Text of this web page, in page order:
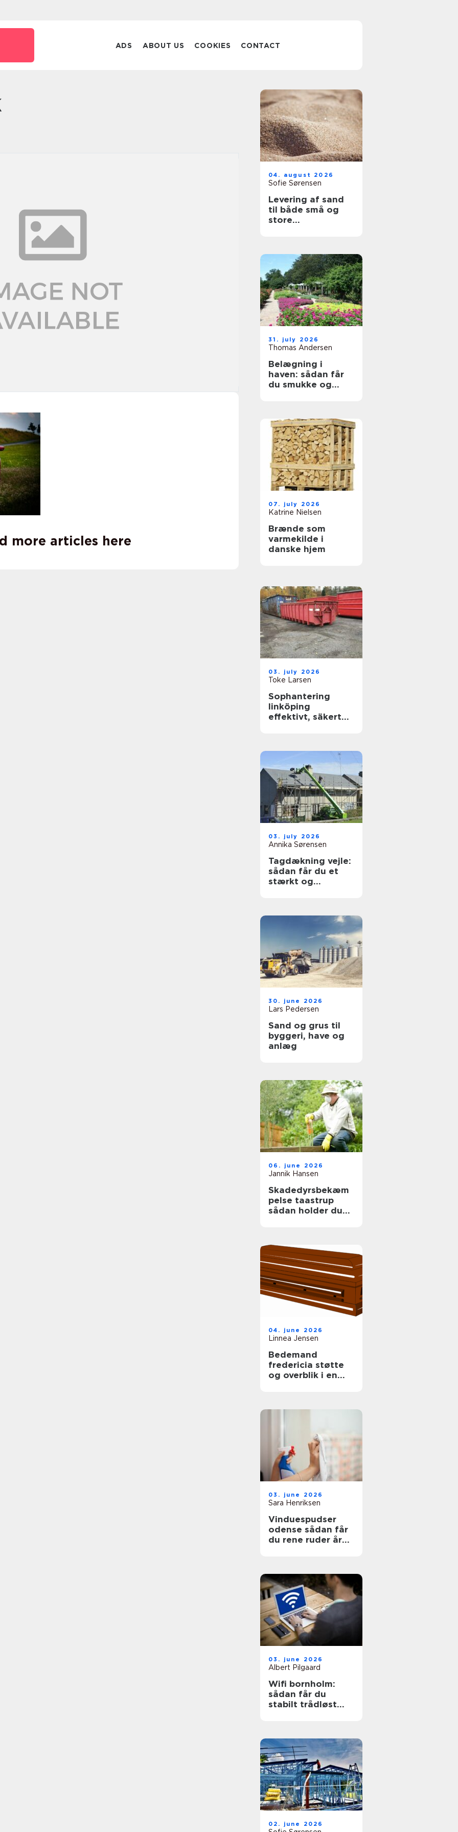
ADS ABOUT US COOKIES CONTACT
more articles here
04. august 2026
Sofie Sørensen
Levering af sand
til både små og
store
31. july 2026
Thomas Andersen
Belægning i
haven: sådan får
du smukke og
07. july 2026
Katrine Nielsen
Brænde som
varmekilde i
danske hjem
03. july 2026
Toke Larsen
Sophantering
linköping
effektivt, säkert
03. july 2026
Annika Sørensen
Tagdækning vejle:
sådan får du et
stærkt og
30. june 2026
Lars Pedersen
Sand og grus til
byggeri, have og
anlæg
06. june 2026
Jannik Hansen
Skadedyrsbekæm
pelse taastrup
sådan holder du
04. june 2026
Linnea Jensen
Bedemand
fredericia støtte
og overblik i en
03. june 2026
Sara Henriksen
Vinduespudser
odense sådan får
du rene ruder året
03. june 2026
Albert Pilgaard
Wifi bornholm:
sådan får du
stabilt trådløst
02. june 2026